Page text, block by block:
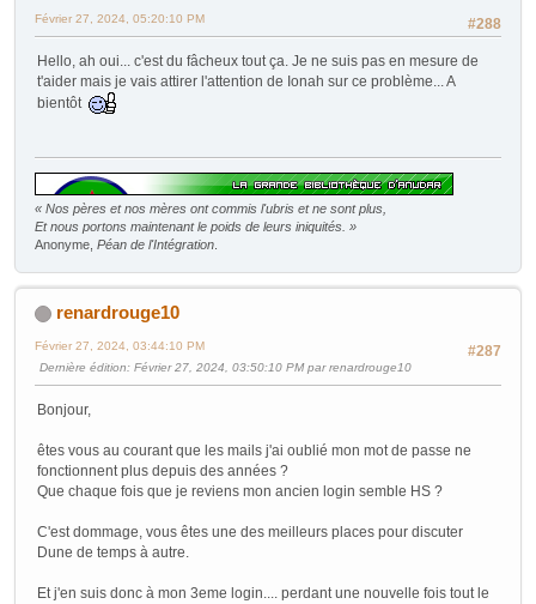
#288
Février 27, 2024, 05:20:10 PM
Hello, ah oui... c'est du fâcheux tout ça. Je ne suis pas en mesure de
t'aider mais je vais attirer l'attention de Ionah sur ce problème... A
bientôt
« Nos pères et nos mères ont commis l'ubris et ne sont plus,
Et nous portons maintenant le poids de leurs iniquités. »
Anonyme, Péan de l'Intégration
renardrouge10
#287
Février 27, 2024, 03:44:10 PM
Dernière édition: Février 27, 2024, 03:50:10 PM par renardrouge10
Bonjour,
êtes vous au courant que les mails j'ai oublié mon mot de passe ne
fonctionnent plus depuis des années ?
Que chaque fois que je reviens mon ancien login semble HS ?
C'est dommage, vous êtes une des meilleurs places pour discuter
Dune de temps à autre.
Et j'en suis donc à mon 3eme login.... perdant une nouvelle fois tout le